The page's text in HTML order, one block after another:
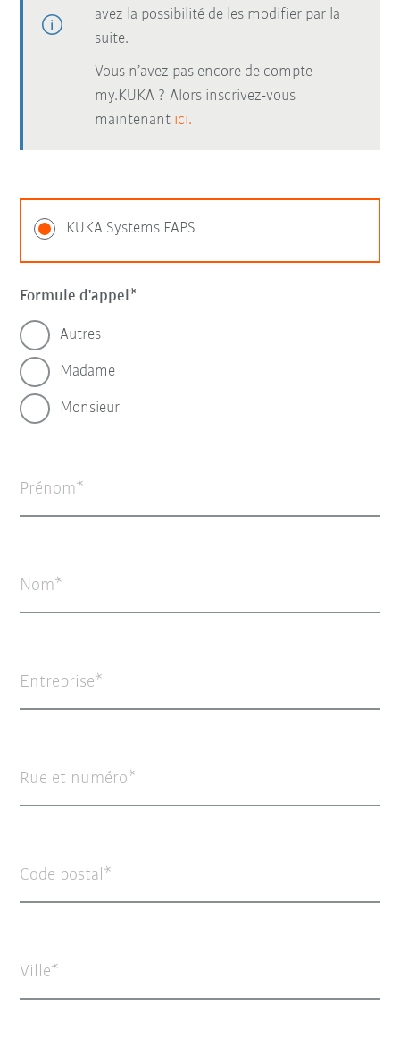
avez la possibilité de les modifier par la
suite.
Vous n’avez pas encore de compte
my.KUKA ? Alors inscrivez-vous
maintenant ici.
KUKA Systems FAPS
Formule d'appel
Autres
Madame
Monsieur
Prénom
Nom
Entreprise
Rue et numéro
Code postal
Ville